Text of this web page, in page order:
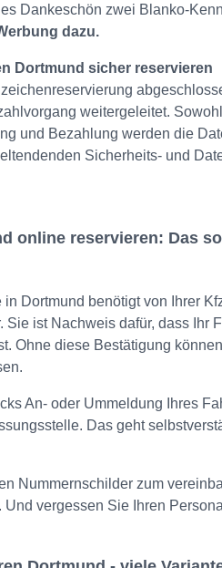
Dankeschön zwei Blanko-
dazu.
Dortmund sicher reservieren
weitergeleitet.
und Bezahlung werden die
Sicherheits- und
online reservieren: Das
Dortmund benötigt von Ihrer
Sie ist Nachweis dafür, dass Ihr
Ohne diese Bestätigung
An- oder Ummeldung Ihres
Das geht
Nummernschilder zum
vergessen Sie Ihren